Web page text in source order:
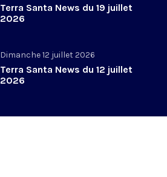
Terra Santa News du 19 juillet
2026
Dimanche 12 juillet 2026
Terra Santa News du 12 juillet
2026